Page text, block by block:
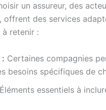
un assureur, des
, offrent des services
retenir :
Certaines compagnies
besoins spécifiques de
Éléments essentiels à